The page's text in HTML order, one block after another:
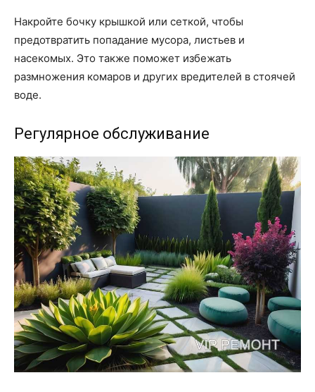
Накройте бочку крышкой или сеткой, чтобы
предотвратить попадание мусора, листьев и
насекомых. Это также поможет избежать
размножения комаров и других вредителей в стоячей
воде.
Регулярное обслуживание